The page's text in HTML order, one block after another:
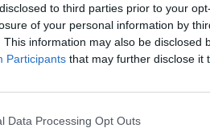
to third parties prior to your
of your personal information by
This information may also be disclosed
Participants that may further disclose it
Data Processing Opt Outs
των σημαντικότερων
μια ελληνική) ταινίες